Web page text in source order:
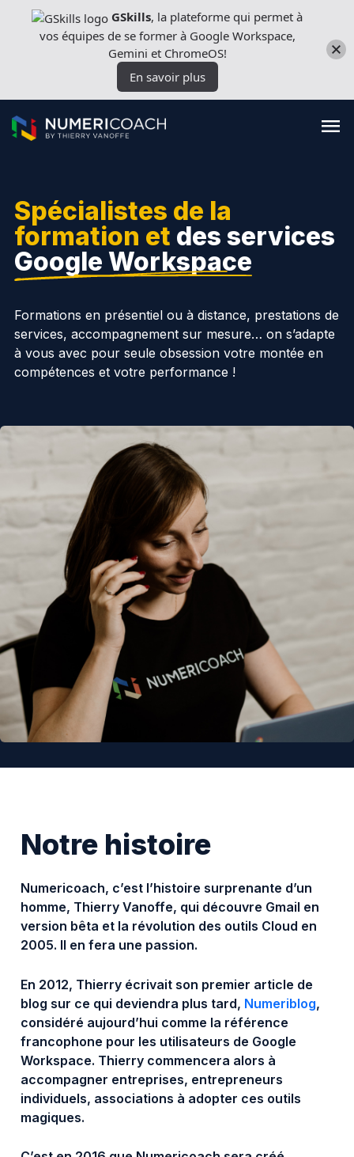
directement
Formations
Expertises techniques
Nos outils
Ressources
Cas clients
À propos
Spécialistes de la
formation et des services
Google Workspace
Formations en présentiel ou à distance, prestations de
services, accompagnement sur mesure… on s’adapte
à vous avec pour seule obsession votre montée en
compétences et votre performance !
Notre histoire
Numericoach, c’est l’histoire surprenante d’un
homme, Thierry Vanoffe, qui découvre Gmail en
version bêta et la révolution des outils Cloud en
2005. Il en fera une passion.
En 2012, Thierry écrivait son premier article de
blog sur ce qui deviendra plus tard, Numeriblog,
considéré aujourd’hui comme la référence
francophone pour les utilisateurs de Google
Workspace. Thierry commencera alors à
accompagner entreprises, entrepreneurs
individuels, associations à adopter ces outils
magiques.
GSkills, la plateforme qui permet à
vos équipes de se former à Google Workspace,
Gemini et ChromeOS!
En savoir plus